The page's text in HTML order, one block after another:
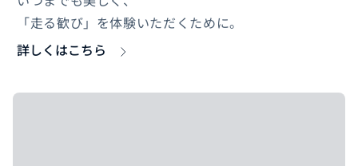
「走る歓び」を体験いただくために。
詳しくはこちら